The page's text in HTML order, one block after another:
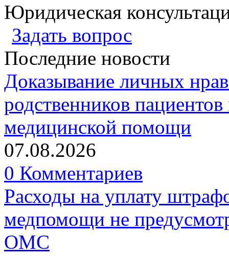
Юридическая
Задать вопрос
Последние новости
Доказывание личных
родственников
медицинской помощи
07.08.2026
0 Комментариев
Расходы на уплату
медпомощи не
ОМС